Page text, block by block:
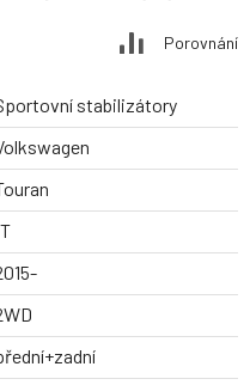
Porovnání
stabilizátory